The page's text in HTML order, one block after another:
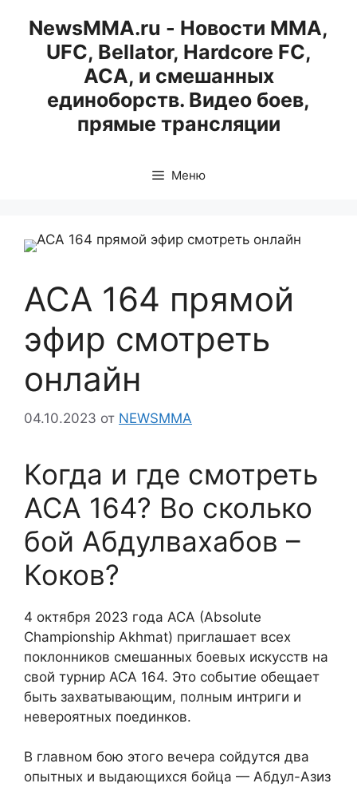
содержимому
NewsMMA.ru - Новости ММА,
UFC, Bellator, Hardcore FC,
ACA, и смешанных
единоборств. Видео боев,
прямые трансляции
Меню
АСА 164 прямой
эфир смотреть
онлайн
04.10.2023 от NEWSMMA
Когда и где смотреть
АСА 164? Во сколько
бой Абдулвахабов –
Коков?
4 октября 2023 года ACA (Absolute
Championship Akhmat) приглашает всех
поклонников смешанных боевых искусств на
свой турнир ACA 164. Это событие обещает
быть захватывающим, полным интриги и
невероятных поединков.
В главном бою этого вечера сойдутся два
опытных и выдающихся бойца — Абдул-Азиз